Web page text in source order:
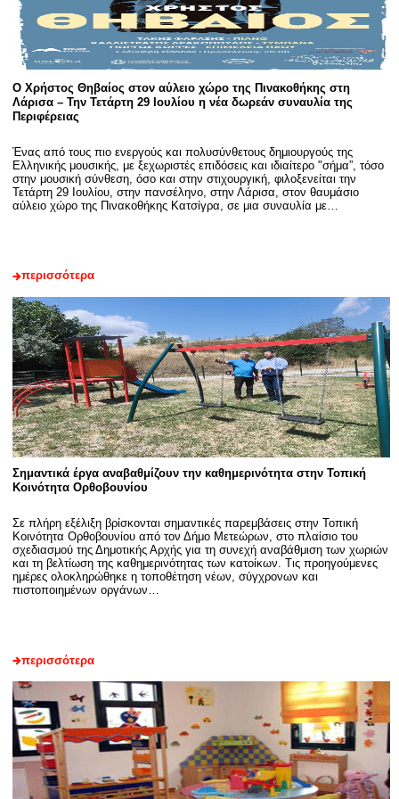
Ο Χρήστος Θηβαίος στον αύλειο χώρο της Πινακοθήκης στη
Λάρισα – Την Τετάρτη 29 Ιουλίου η νέα δωρεάν συναυλία της
Περιφέρειας
Ένας από τους πιο ενεργούς και πολυσύνθετους δημιουργούς της
Ελληνικής μουσικής, με ξεχωριστές επιδόσεις και ιδιαίτερο "σήμα”, τόσο
στην μουσική σύνθεση, όσο και στην στιχουργική, φιλοξενείται την
Τετάρτη 29 Ιουλίου, στην πανσέληνο, στην Λάρισα, στον θαυμάσιο
αύλειο χώρο της Πινακοθήκης Κατσίγρα, σε μια συναυλία με…
περισσότερα
Σημαντικά έργα αναβαθμίζουν την καθημερινότητα στην Τοπική
Κοινότητα Ορθοβουνίου
Σε πλήρη εξέλιξη βρίσκονται σημαντικές παρεμβάσεις στην Τοπική
Κοινότητα Ορθοβουνίου από τον Δήμο Μετεώρων, στο πλαίσιο του
σχεδιασμού της Δημοτικής Αρχής για τη συνεχή αναβάθμιση των χωριών
και τη βελτίωση της καθημερινότητας των κατοίκων. Τις προηγούμενες
ημέρες ολοκληρώθηκε η τοποθέτηση νέων, σύγχρονων και
πιστοποιημένων οργάνων…
περισσότερα